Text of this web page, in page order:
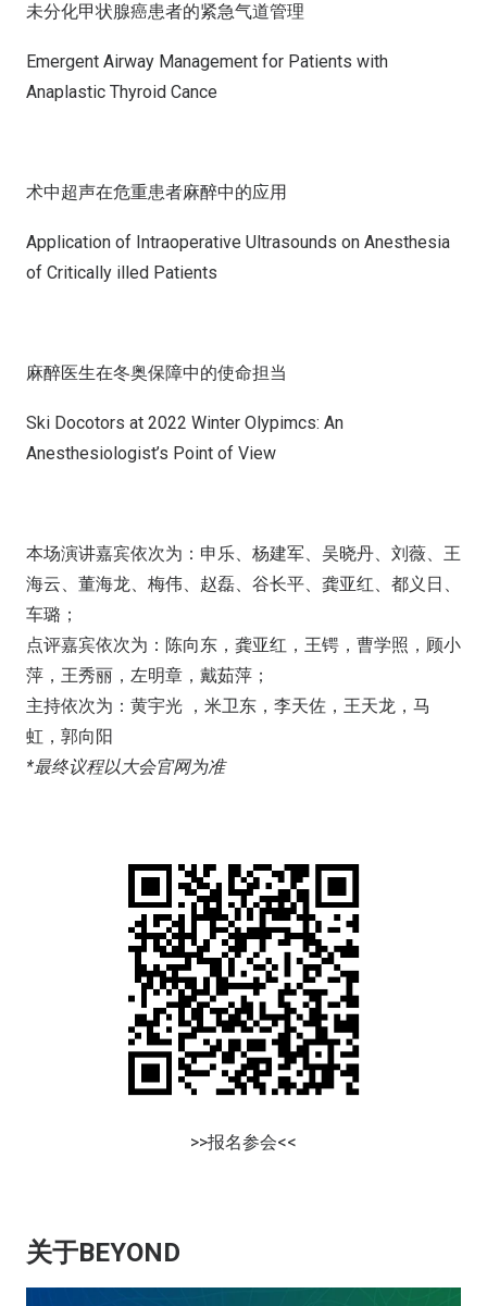
未分化甲状腺癌患者的紧急气道管理
Emergent Airway Management for Patients with
Anaplastic Thyroid Cance
术中超声在危重患者麻醉中的应用
Application of Intraoperative Ultrasounds on Anesthesia
of Critically illed Patients
麻醉医生在冬奥保障中的使命担当
Ski Docotors at 2022 Winter Olypimcs: An
Anesthesiologist’s Point of View
本场演讲嘉宾依次为：申乐、杨建军、吴晓丹、刘薇、王
海云、董海龙、梅伟、赵磊、谷长平、龚亚红、都义日、
车璐；
点评嘉宾依次为：陈向东，龚亚红，王锷，曹学照，顾小
萍，王秀丽，左明章，戴茹萍；
主持依次为：黄宇光 ，米卫东，李天佐，王天龙，马
虹，郭向阳
*最终议程以大会官网为准
>>报名参会<<
关于BEYOND